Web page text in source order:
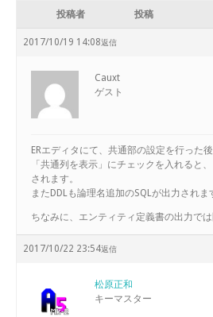
投稿者 投稿
2017/10/19 14:08返信
Cauxt
ゲスト
ERエディタにて、共通部の設定を行った
「共通列を表示」にチェックを入れると
されます。
またDDLも論理名追加のSQLが出力されま
ちなみに、エンティティ定義書の出力では
2017/10/22 23:54返信
松原正和
キーマスター